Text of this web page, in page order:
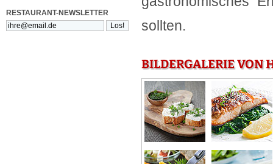
RESTAURANT-NEWSLETTER
sollten.
BILDERGALERIE VON